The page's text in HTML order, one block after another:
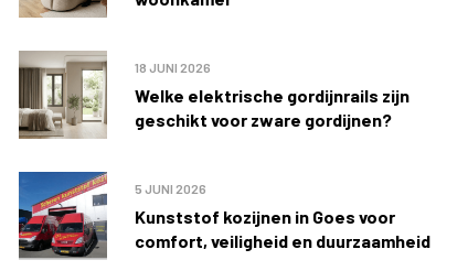
Welke elektrische gordijnrails zijn
geschikt voor zware gordijnen?
18 JUNI 2026
Kunststof kozijnen in Goes voor
comfort, veiligheid en duurzaamheid
5 JUNI 2026